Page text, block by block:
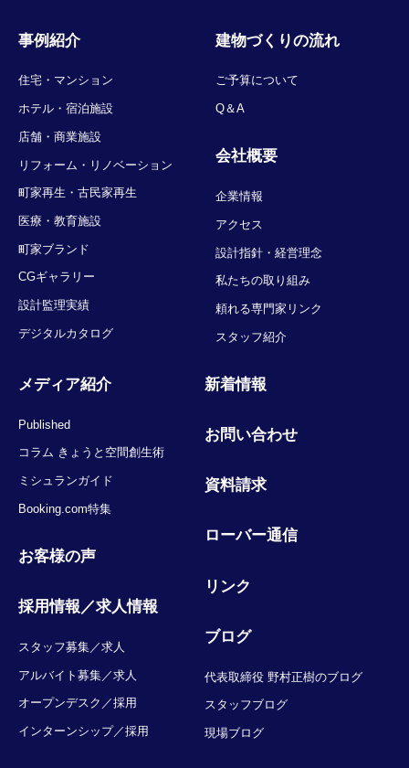
事例紹介
住宅・マンション
ホテル・宿泊施設
店舗・商業施設
リフォーム・リノベーション
町家再生・古民家再生
医療・教育施設
町家ブランド
CGギャラリー
設計監理実績
デジタルカタログ
建物づくりの流れ
ご予算について
Q＆A
会社概要
企業情報
アクセス
設計指針・経営理念
私たちの取り組み
頼れる専門家リンク
スタッフ紹介
メディア紹介
Published
コラム きょうと空間創生術
ミシュランガイド
Booking.com特集
お客様の声
採用情報／求人情報
スタッフ募集／求人
アルバイト募集／求人
オープンデスク／採用
インターンシップ／採用
新着情報
お問い合わせ
資料請求
ローバー通信
リンク
ブログ
代表取締役 野村正樹のブログ
スタッフブログ
現場ブログ